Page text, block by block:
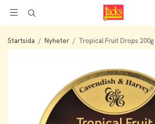
Startsida / Nyheter / Tropical Fruit Drops 200g